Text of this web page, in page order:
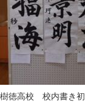
樹徳高校 校内書き